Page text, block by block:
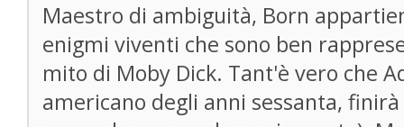
Maestro di ambiguità, Born
enigmi viventi che sono ben
mito di Moby Dick. Tant'è vero che
americano degli anni sessanta,